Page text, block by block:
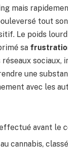
mais
tout
Le poids lourd
sa
sociaux,
une
avec les
avant le
cannabis,